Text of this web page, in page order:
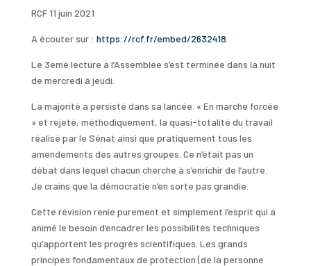
RCF 11 juin 2021
A écouter sur : https://rcf.fr/embed/2632418
Le 3eme lecture à l’Assemblée s’est terminée dans la nuit
de mercredi à jeudi.
La majorité a persisté dans sa lancée. « En marche forcée
» et rejeté, méthodiquement, la quasi-totalité du travail
réalisé par le Sénat ainsi que pratiquement tous les
amendements des autres groupes. Ce n’était pas un
débat dans lequel chacun cherche à s’enrichir de l’autre.
Je crains que la démocratie n’en sorte pas grandie.
Cette révision renie purement et simplement l’esprit qui a
animé le besoin d’encadrer les possibilités techniques
qu’apportent les progrès scientifiques. Les grands
principes fondamentaux de protection (de la personne